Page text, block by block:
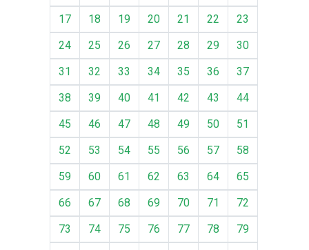
17
18 19 20 21 22
23
24
25 26 27 28 29
30
31
32 33 34 35 36
37
38
39 40 41 42 43
44
45
46 47 48 49 50
51
52
53 54 55 56 57
58
59
60 61 62 63 64
65
66
67 68 69 70 71
72
73
74 75 76 77 78
79